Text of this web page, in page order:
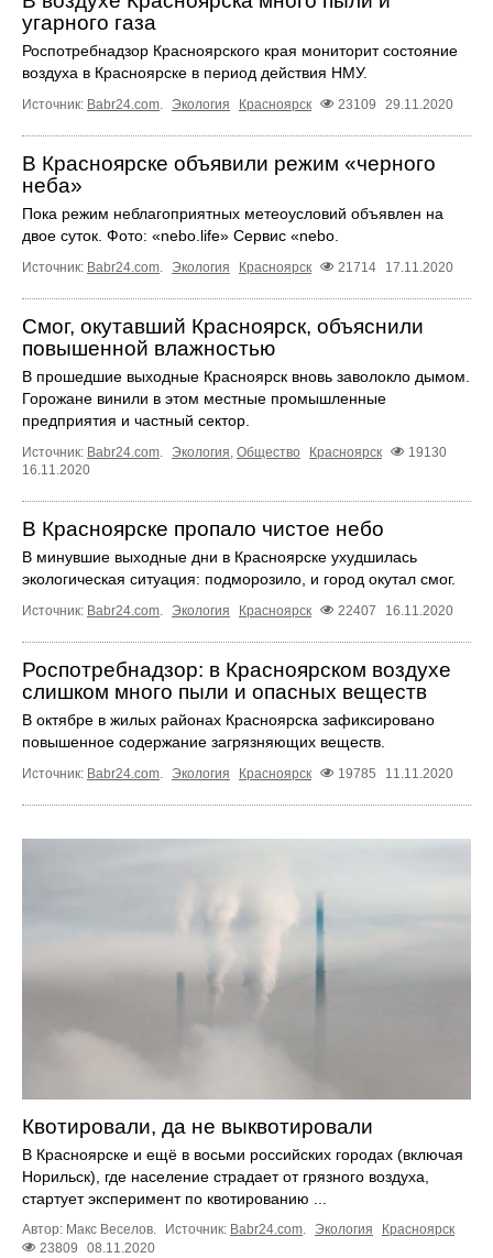
угарного газа
Роспотребнадзор Красноярского края мониторит состояние
воздуха в Красноярске в период действия НМУ.
Источник: Babr24.com. Экология Красноярск 23109 29.11.2020
В Красноярске объявили режим «черного
неба»
Пока режим неблагоприятных метеоусловий объявлен на
двое суток. Фото: «nebo.life» Сервис «nebo.
Источник: Babr24.com. Экология Красноярск 21714 17.11.2020
Смог, окутавший Красноярск, объяснили
повышенной влажностью
В прошедшие выходные Красноярск вновь заволокло дымом.
Горожане винили в этом местные промышленные
предприятия и частный сектор.
Источник: Babr24.com. Экология, Общество Красноярск
19130
16.11.2020
В Красноярске пропало чистое небо
В минувшие выходные дни в Красноярске ухудшилась
экологическая ситуация: подморозило, и город окутал смог.
Источник: Babr24.com. Экология Красноярск 22407 16.11.2020
Роспотребнадзор: в Красноярском воздухе
слишком много пыли и опасных веществ
В октябре в жилых районах Красноярска зафиксировано
повышенное содержание загрязняющих веществ.
Источник: Babr24.com. Экология Красноярск 19785 11.11.2020
Квотировали, да не выквотировали
В Красноярске и ещё в восьми российских городах (включая
Норильск), где население страдает от грязного воздуха,
стартует эксперимент по квотированию ...
Автор: Макс Веселов. Источник: Babr24.com. Экология
Красноярск
23809
08.11.2020